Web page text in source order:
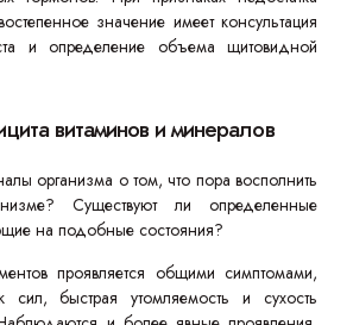
значение имеет консультация
и определение объема щитовидной
витаминов и минералов
организма о том, что пора восполнить
Существуют ли определенные
на подобные состояния?
проявляется общими симптомами,
сил, быстрая утомляемость и сухость